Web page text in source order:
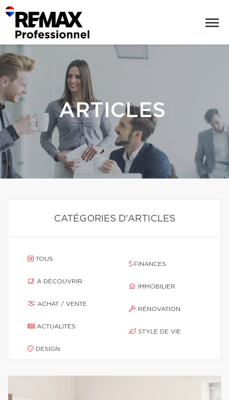
ARTICLES
CATÉGORIES D'ARTICLES
TOUS
À DÉCOUVRIR
ACHAT / VENTE
ACTUALITÉS
DESIGN
FINANCES
IMMOBILIER
RÉNOVATION
STYLE DE VIE